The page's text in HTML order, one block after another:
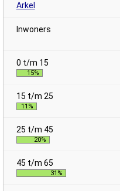
Arkel
15%
11%
20%
31%